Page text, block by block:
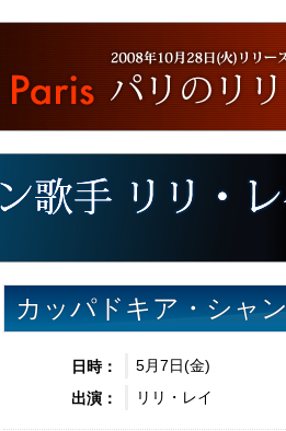
カッパドキア・シャ
日時：
5月7日(金)
出演：
リリ・レイ